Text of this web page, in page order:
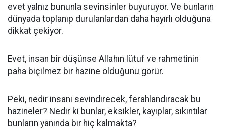
evet yalnız bununla sevinsinler buyuruyor. Ve bunların
dünyada toplanıp durulanlardan daha hayırlı olduğuna
dikkat çekiyor.
Evet, insan bir düşünse Allahın lütuf ve rahmetinin
paha biçilmez bir hazine olduğunu görür.
Peki, nedir insanı sevindirecek, ferahlandıracak bu
hazineler? Nedir ki bunlar, eksikler, kayıplar, sıkıntılar
bunların yanında bir hiç kalmakta?